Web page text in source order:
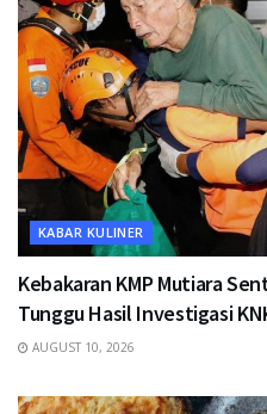
KABAR KULINER
Kebakaran KMP Mutiara
Tunggu Hasil Investigasi
AUGUST 10, 2026